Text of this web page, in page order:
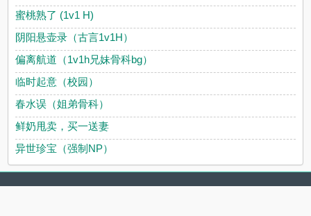
蜜桃熟了 (1v1 H)
阴阳悬壶录（古言1v1H）
偏离航道（1v1h兄妹骨科bg）
临时起意（校园）
春水误（姐弟骨科）
鲜奶甩卖，买一送妻
异世珍宝（强制NP）